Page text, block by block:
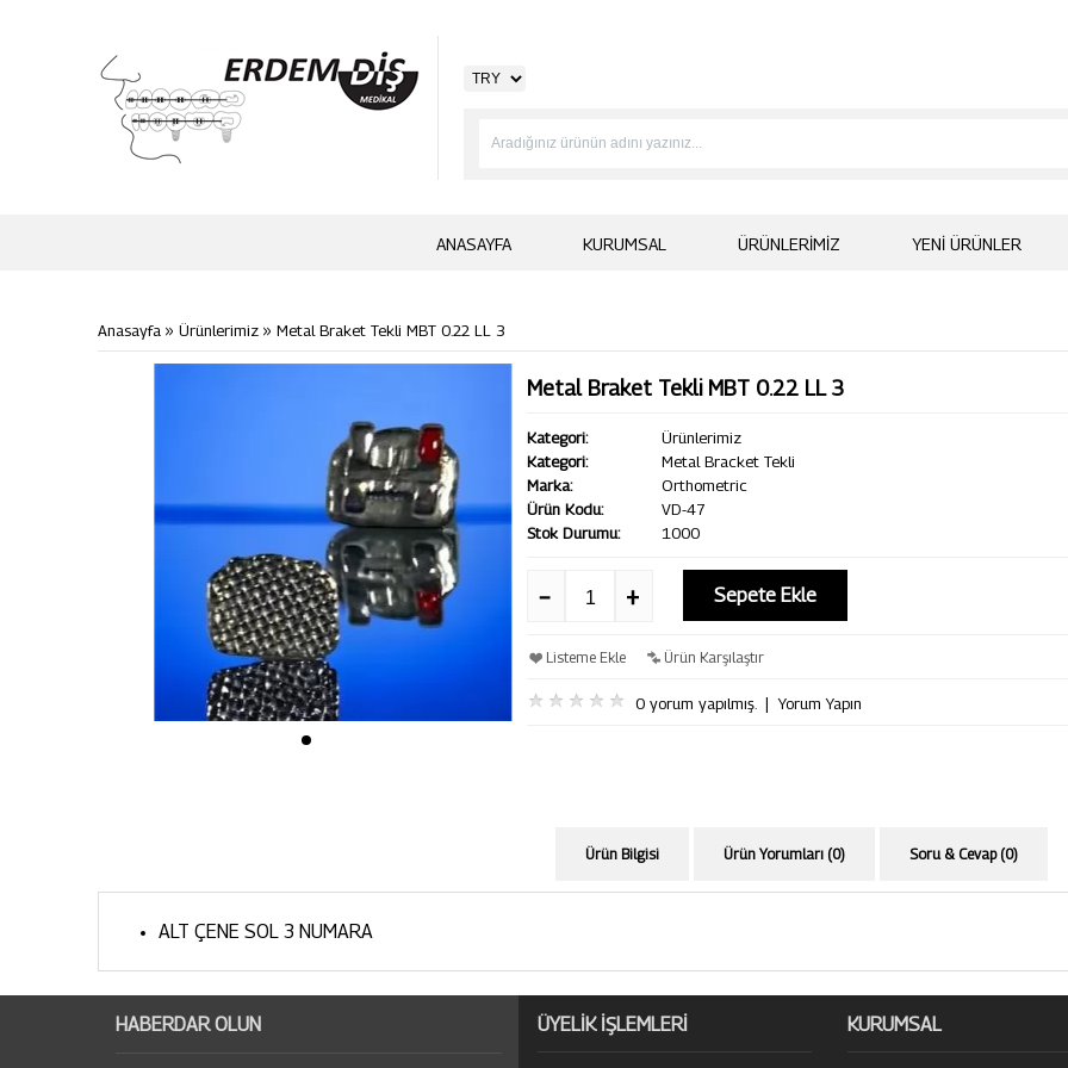
ANASAYFA KURUMSAL ÜRÜNLERIMIZ YENI ÜRÜNLER
Anasayfa » Ürünlerimiz » Metal Braket Tekli MBT 0.22 LL 3
Metal Braket Tekli MBT 0.22 LL 3
Kategori:
Ürünlerimiz
Kategori:
Metal Bracket Tekli
Marka:
Orthometric
Ürün Kodu:
VD-47
Stok Durumu:
1000
Sepete Ekle
Listeme Ekle Ürün Karşılaştır
0 yorum yapılmış. |Yorum Yapın
Ürün Bilgisi Ürün Yorumları (0) Soru & Cevap (0)
ALT ÇENE SOL 3 NUMARA
HABERDAR OLUN ÜYELİK İŞLEMLERİ KURUMSAL